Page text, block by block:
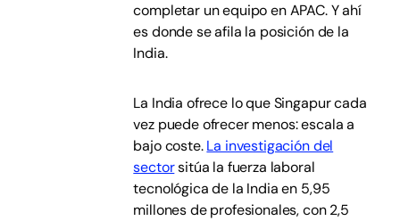
completar un equipo en APAC. Y ahí
es donde se afila la posición de la
India.
La India ofrece lo que Singapur cada
vez puede ofrecer menos: escala a
bajo coste.La investigación del
sectorsitúa la fuerza laboral
tecnológica de la India en 5,95
millones de profesionales, con 2,5